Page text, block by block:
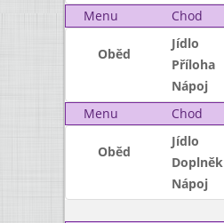
Menu
Chod
Oběd
Jídlo
Příloha
Nápoj
Menu
Chod
Oběd
Jídlo
Doplněk
Nápoj